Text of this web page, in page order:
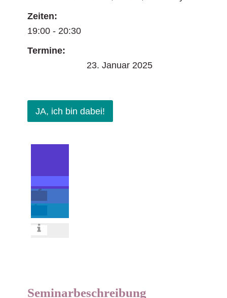
Zeiten:
19:00 - 20:30
Termine:
23. Januar 2025
JA, ich bin dabei!
Seminarbeschreibung